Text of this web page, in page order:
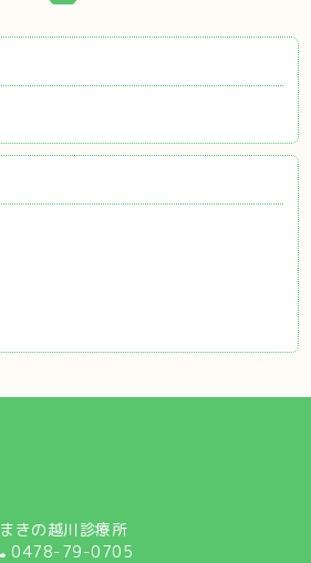
まきの越川診療所
0478-79-0705